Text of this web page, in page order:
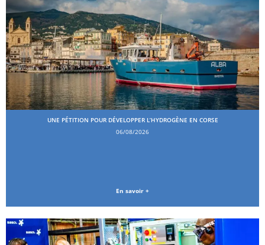
UNE PÉTITION POUR DÉVELOPPER L’HYDROGÈNE EN CORSE
06/08/2026
En savoir +